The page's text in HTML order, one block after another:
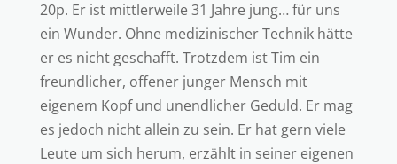
20p. Er ist mittlerweile 31 Jahre jung… für uns
ein Wunder. Ohne medizinischer Technik hätte
er es nicht geschafft. Trotzdem ist Tim ein
freundlicher, offener junger Mensch mit
eigenem Kopf und unendlicher Geduld. Er mag
es jedoch nicht allein zu sein. Er hat gern viele
Leute um sich herum, erzählt in seiner eigenen